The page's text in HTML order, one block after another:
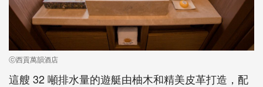
ⓒ西貢萬韻酒店
這艘 32 噸排水量的遊艇由柚木和精美皮革打造，配